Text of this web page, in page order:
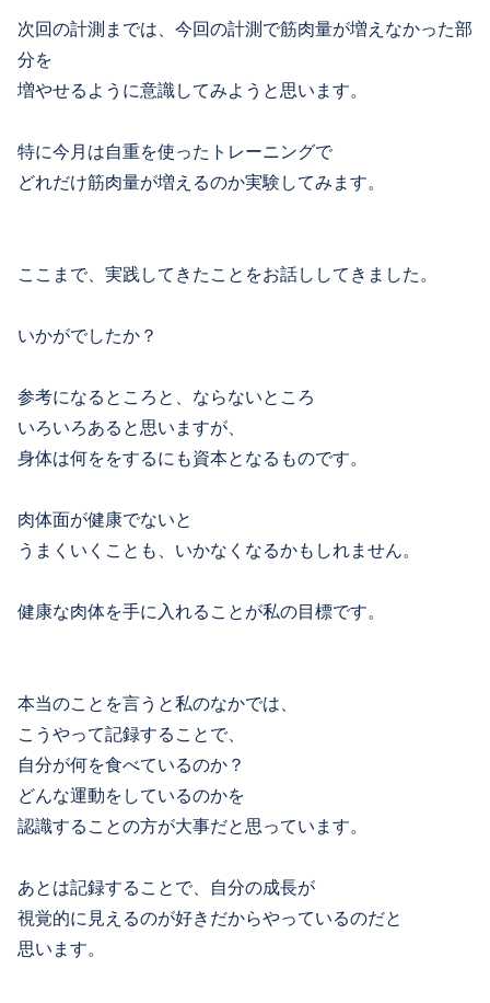
次回の計測までは、今回の計測で筋肉量が増えなかった部
分を
増やせるように意識してみようと思います。
特に今月は自重を使ったトレーニングで
どれだけ筋肉量が増えるのか実験してみます。
ここまで、実践してきたことをお話ししてきました。
いかがでしたか？
参考になるところと、ならないところ
いろいろあると思いますが、
身体は何ををするにも資本となるものです。
肉体面が健康でないと
うまくいくことも、いかなくなるかもしれません。
健康な肉体を手に入れることが私の目標です。
本当のことを言うと私のなかでは、
こうやって記録することで、
自分が何を食べているのか？
どんな運動をしているのかを
認識することの方が大事だと思っています。
あとは記録することで、自分の成長が
視覚的に見えるのが好きだからやっているのだと
思います。